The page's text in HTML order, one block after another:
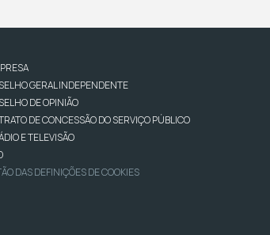
GERAL INDEPENDENTE
DE OPINIÃO
DE CONCESSÃO DO SERVIÇO PÚBLICO
E TELEVISÃO
DAS DEFINIÇÕES DE COOKIES